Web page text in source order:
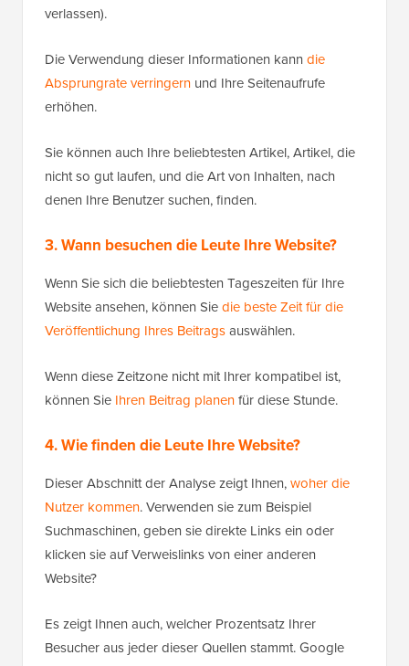
verlassen).
Die Verwendung dieser Informationen kann die
Absprungrate verringern und Ihre Seitenaufrufe
erhöhen.
Sie können auch Ihre beliebtesten Artikel, Artikel, die
nicht so gut laufen, und die Art von Inhalten, nach
denen Ihre Benutzer suchen, finden.
3. Wann besuchen die Leute Ihre Website?
Wenn Sie sich die beliebtesten Tageszeiten für Ihre
Website ansehen, können Siedie beste Zeit für die
Veröffentlichung Ihres Beitragsauswählen.
Wenn diese Zeitzone nicht mit Ihrer kompatibel ist,
können Sie Ihren Beitrag planenfür diese Stunde.
4. Wie finden die Leute Ihre Website?
Dieser Abschnitt der Analyse zeigt Ihnen,woher die
Nutzer kommen. Verwenden sie zum Beispiel
Suchmaschinen, geben sie direkte Links ein oder
klicken sie auf Verweislinks von einer anderen
Website?
Es zeigt Ihnen auch, welcher Prozentsatz Ihrer
Besucher aus jeder dieser Quellen stammt. Google